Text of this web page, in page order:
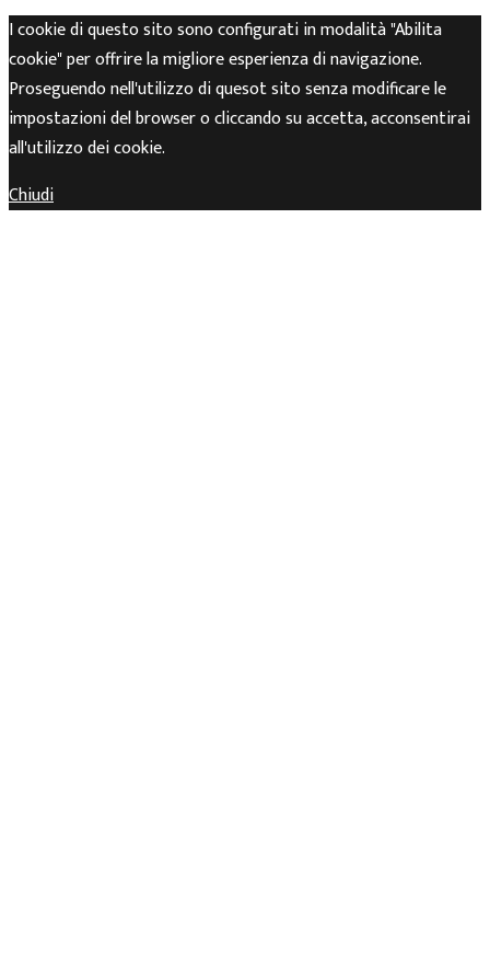
I cookie di questo sito sono configurati in modalità "Abilita
cookie" per offrire la migliore esperienza di navigazione.
Proseguendo nell'utilizzo di quesot sito senza modificare le
impostazioni del browser o cliccando su accetta, acconsentirai
all'utilizzo dei cookie.
Chiudi